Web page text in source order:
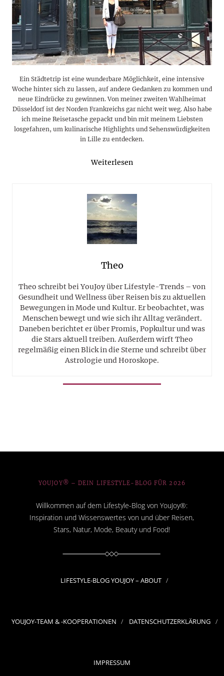
Ein Städtetrip ist eine wunderbare Möglichkeit, eine intensive
Woche hinter sich zu lassen, auf andere Gedanken zu kommen und
neue Eindrücke zu gewinnen. Von meiner zweiten Wahlheimat
Düsseldorf ist der Norden Frankreichs gar nicht weit weg. Also habe
ich meine Reisetasche gepackt und bin mit meinem Liebsten
losgefahren, um kulinarische Highlights und Sehenswürdigkeiten
in Lille zu entdecken.
Weiterlesen
Theo
Theo schreibt bei YouJoy über Lifestyle-Trends – von
Gesundheit und Wellness über Reisen bis zu aktuellen
Bewegungen in Mode und Kultur. Er beobachtet, was
Menschen bewegt und wie sich ihr Alltag verändert.
Daneben berichtet er über Promis, Popkultur und was
die Stars aktuell treiben. Außerdem wirft Theo
regelmäßig einen Blick in die Sterne und schreibt über
Astrologie und Horoskope.
YOUJOY® – DEIN LIFESTYLE-BLOG FÜR 2026
Willkommen auf dem Lifestyle-Blog von YouJoy®:
Inspiration und Wissenswertes von und über Reisen,
Stars, Natur, Mode, Beauty und Food!
LIFESTYLE-BLOG YOUJOY – ABOUT
YOUJOY-TEAM & -KOOPERATIONEN DATENSCHUTZERKLÄRUNG
IMPRESSUM